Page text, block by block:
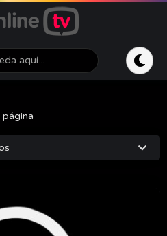
página